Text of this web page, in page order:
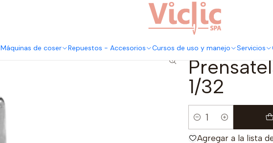
Máquinas de coser Repuestos - Accesorios Cursos de uso y manejo Servicios
Este es el texto del slide
Prensatela compensado izquierdo 1/32
1/32
Cantidad
Agregar a la lista